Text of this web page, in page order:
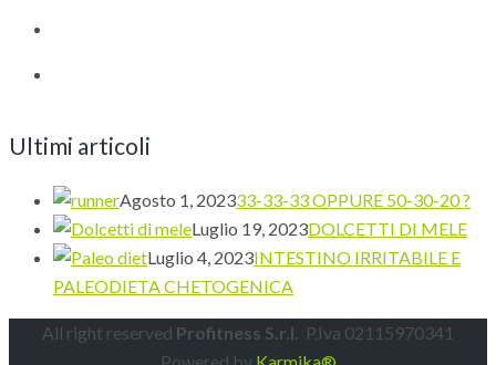
Ultimi articoli
Agosto 1, 202333-33-33 OPPURE 50-30-20 ?
Luglio 19, 2023DOLCETTI DI MELE
Luglio 4, 2023INTESTINO IRRITABILE E
PALEODIETA CHETOGENICA
All right reserved Profitness S.r.l. P.Iva 02115970341